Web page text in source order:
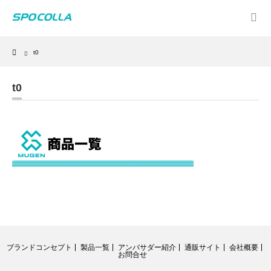
Home
t0
t0
ブランドコンセプト 製品一覧 アンバサダー紹介 通販サイト
会社概要
お問合せ